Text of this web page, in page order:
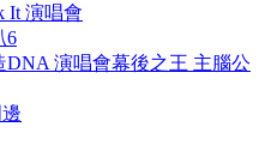
It 演唱會
6
DNA 演唱會幕後之王 主腦公